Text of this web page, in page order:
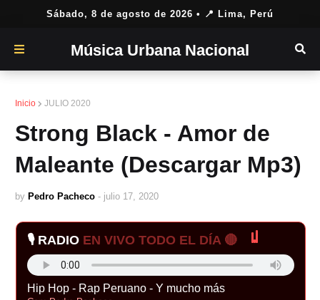
Sábado, 8 de agosto de 2026 • 📍 Lima, Perú
Música Urbana Nacional
Inicio JULIO 2020
Strong Black - Amor de
Maleante (Descargar Mp3)
by Pedro Pacheco - julio 17, 2020
🎙️ RADIO EN VIVO TODO EL DÍA 🔴
Hip Hop - Rap Peruano - Y mucho más